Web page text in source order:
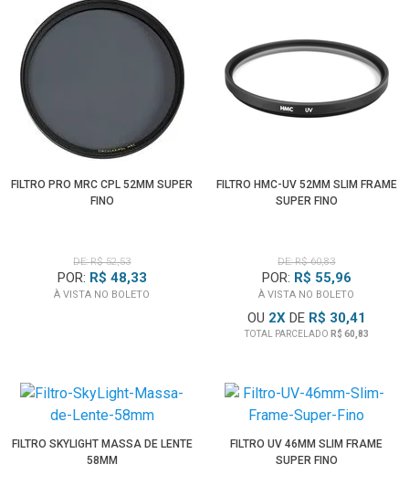
FILTRO PRO MRC CPL 52MM SUPER
FINO
DE: R$ 52,53
POR: R$ 48,33
À VISTA NO BOLETO
FILTRO HMC-UV 52MM SLIM FRAME
SUPER FINO
DE: R$ 60,83
POR: R$ 55,96
À VISTA NO BOLETO
OU 2XDE R$ 30,41
TOTAL PARCELADO R$ 60,83
FILTRO SKYLIGHT MASSA DE LENTE
58MM
FILTRO UV 46MM SLIM FRAME
SUPER FINO